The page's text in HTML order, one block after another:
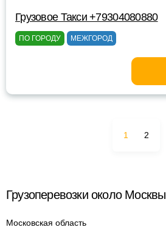
Грузовое Такси +79304080880
ПО ГОРОДУ МЕЖГОРОД
1 2
Грузоперевозки около Москвы
Московская область